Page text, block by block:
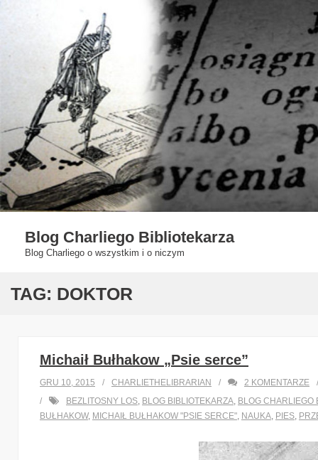
Blog Charliego Bibliotekarza
Blog Charliego o wszystkim i o niczym
TAG: DOKTOR
Michaił Bułhakow „Psie serce”
GRU 10, 2015 CHARLIETHELIBRARIAN 2 KOMENTARZE
BEZLITOSNY LOS, BLOG BIBLIOTEKARZA, BLOG CHARLIEGO
BUŁHAKOW, MICHAIŁ BUŁHAKOW "PSIE SERCE", NAUKA, PIES,